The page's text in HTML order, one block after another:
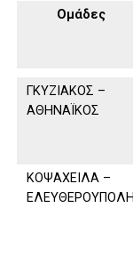
Ομάδες
ΓΚΥΖΙΑΚΟΣ –
ΑΘΗΝΑΪΚΟΣ
ΚΟΨΑΧΕΙΛΑ –
ΕΛΕΥΘΕΡΟΥΠΟΛΗ